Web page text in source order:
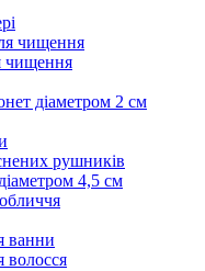
чищення
чищення
діаметром 2 см
рушників
4,5 см
ванни